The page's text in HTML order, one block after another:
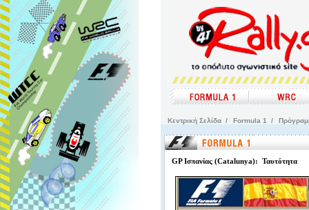
Kεντρική Σελίδα / Formula 1 /
GP Ισπανίας (Catalunya): Ταυτότητα